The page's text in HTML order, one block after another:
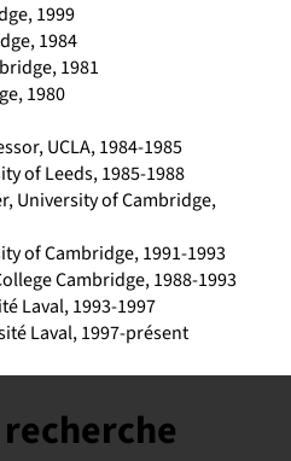
1999
1984
1981
1980
UCLA, 1984-1985
of Leeds, 1985-1988
University of Cambridge,
of Cambridge, 1991-1993
Cambridge, 1988-1993
Laval, 1993-1997
Laval, 1997-présent